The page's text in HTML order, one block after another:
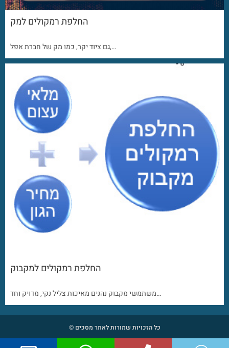
החלפת רמקולים למק
גם ציוד יקר, כמו מק של חברת אפל,…
החלפת רמקולים למקבוק
משתמשי מקבוק נהנים מאיכות צליל נקי, מדויק וחד…
כל הזכויות שמורות לאתר מסכים ©